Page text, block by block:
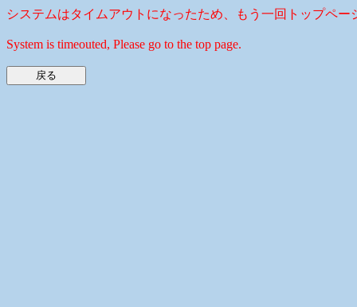
システムはタイムアウトになったため、もう一回トップペー
System is timeouted, Please go to the top page.